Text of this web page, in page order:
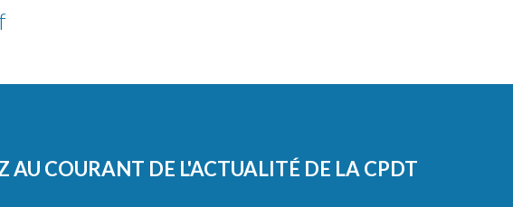
AU COURANT DE L'ACTUALITÉ DE LA CPDT